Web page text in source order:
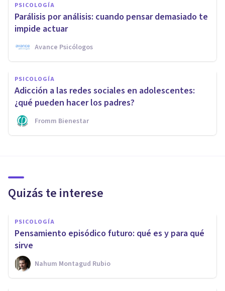
PSICOLOGÍA
Parálisis por análisis: cuando pensar demasiado te
impide actuar
Avance Psicólogos
PSICOLOGÍA
Adicción a las redes sociales en adolescentes:
¿qué pueden hacer los padres?
Fromm Bienestar
Quizás te interese
PSICOLOGÍA
Pensamiento episódico futuro: qué es y para qué
sirve
Nahum Montagud Rubio